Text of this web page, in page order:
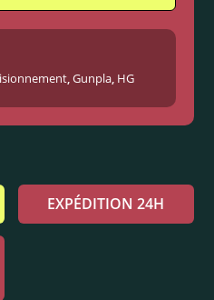
,Gunpla, HG
EXPÉDITION 24H